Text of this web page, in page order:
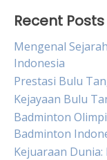
Recent Posts
Mengenal
Indonesia
Prestasi Bulu
Kejayaan Bulu
Badminton
Badminton
Kejuaraan